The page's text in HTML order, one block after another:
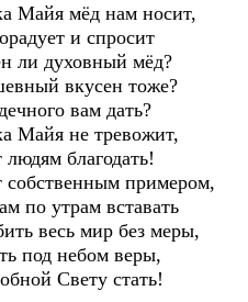
Майя мёд нам носит,
и спросит
ли духовный мёд?
вкусен тоже?
вам дать?
Майя не тревожит,
людям благодать!
собственным примером,
по утрам вставать
весь мир без меры,
под небом веры,
Свету стать!